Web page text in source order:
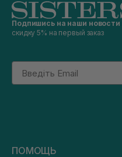
Подпишись на наши новости
скидку 5% на первый заказ
Email
ПОМОЩЬ